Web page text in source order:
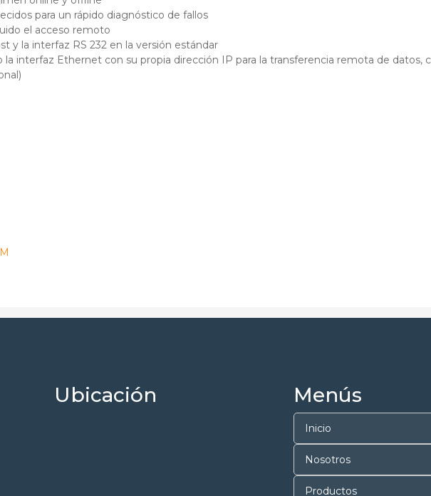
para un rápido diagnóstico de fallos
el acceso remoto
y la interfaz RS 232 en la versión estándar
la interfaz Ethernet con su propia dirección IP para la transferencia remota de datos,
Ubicación Menús
Inicio
Nosotros
Productos